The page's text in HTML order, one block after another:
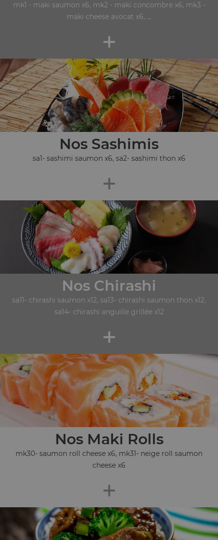
mk1 - maki saumon x6, mk2 - maki concombre x6, mk3 -
maki cheese avocat x6, ...
+
Nos Sashimis
sa1- sashimi saumon x6, sa2- sashimi thon x6
+
Nos Chirashi
sa11- chirashi saumon x12, sa13- chirashi saumon thon x12,
sa14- chirashi anguille grillée x12
+
Nos Maki Rolls
mk30- saumon roll cheese x6, mk31- neige roll saumon
cheese x6
+